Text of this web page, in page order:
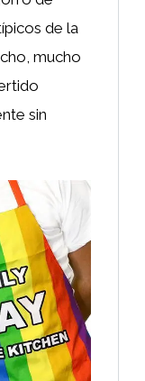
de la
mucho
sin